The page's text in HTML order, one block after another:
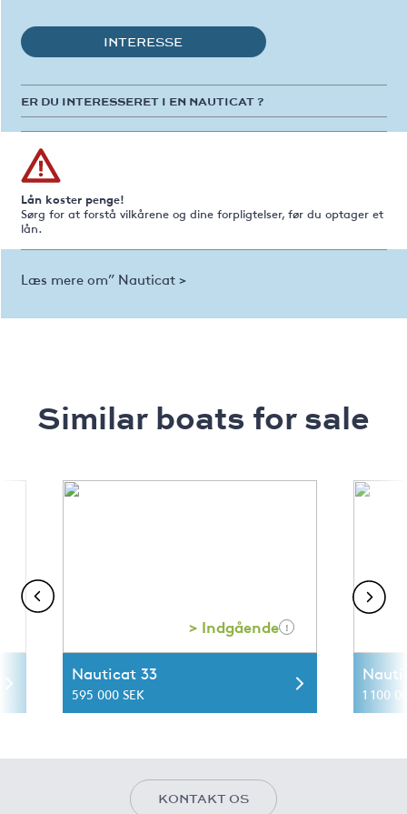
INTERESSE
ER DU INTERESSERET I EN NAUTICAT ?
Lån koster penge!
Sørg for at forstå vilkårene og dine forpligtelser, før du optager et
lån.
Læs mere om” Nauticat >
Similar boats for sale
> Indgående !
Nauticat 33
595 000 SEK 1 100
KONTAKT OS